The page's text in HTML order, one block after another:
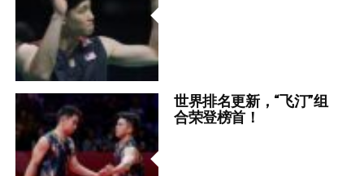
世界排名更新，“飞汀”组
合荣登榜首！